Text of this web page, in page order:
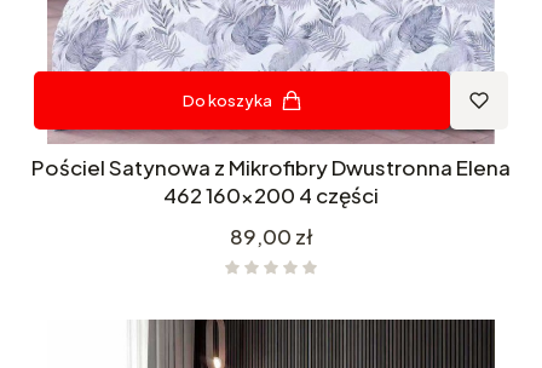
Do koszyka
Pościel Satynowa z Mikrofibry Dwustronna Elena
462 160x200 4 części
Cena
89,00 zł